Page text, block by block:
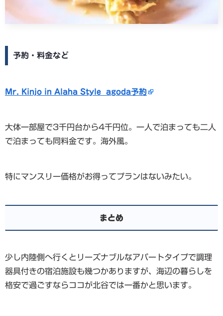
予約・料金など
Mr. Kinjo in Alaha Style agoda予約
大体一部屋で3千円台から4千円位。一人で泊まっても二人
で泊まっても同料金です。海外風。
特にマンスリー価格がお得ってプランはないみたい。
まとめ
少し内陸側へ行くとリーズナブルなアパートタイプで調理
器具付きの宿泊施設も幾つかありますが、海辺の暮らしを
格安で過ごすならココが北谷では一番かと思います。